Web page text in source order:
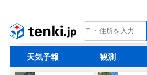
tenki.jp
天気予報 観測